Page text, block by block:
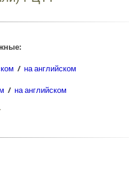
/ на английском
/ на английском